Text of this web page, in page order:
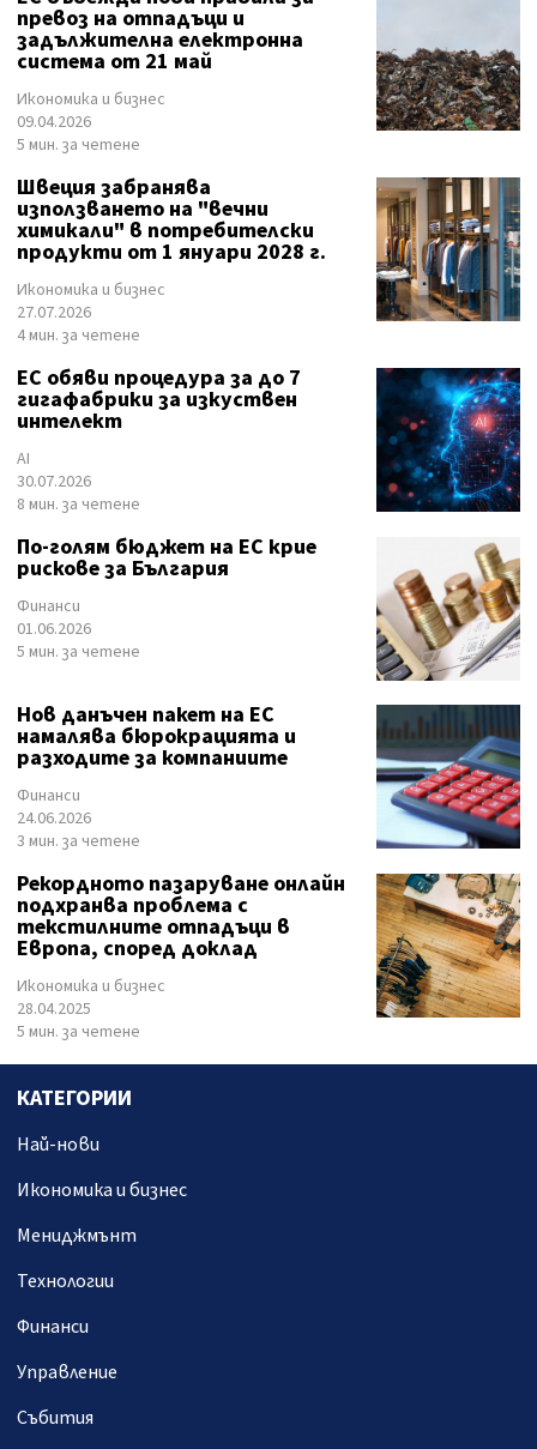
превоз на отпадъци и
задължителна електронна
система от 21 май
Икономика и бизнес
09.04.2026
5 мин. за четене
Швеция забранява
използването на "вечни
химикали" в потребителски
продукти от 1 януари 2028 г.
Икономика и бизнес
27.07.2026
4 мин. за четене
ЕС обяви процедура за до 7
гигафабрики за изкуствен
интелект
AI
30.07.2026
8 мин. за четене
По-голям бюджет на ЕС крие
рискове за България
Финанси
01.06.2026
5 мин. за четене
Нов данъчен пакет на ЕС
намалява бюрокрацията и
разходите за компаниите
Финанси
24.06.2026
3 мин. за четене
Рекордното пазаруване онлайн
подхранва проблема с
текстилните отпадъци в
Европа, според доклад
Икономика и бизнес
28.04.2025
5 мин. за четене
КАТЕГОРИИ
Най-нови
Икономика и бизнес
Мениджмънт
Технологии
Финанси
Управление
Събития